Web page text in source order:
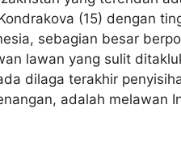
(15) dengan
sebagian besar
lawan yang sulit
dilaga terakhir
adalah melawan